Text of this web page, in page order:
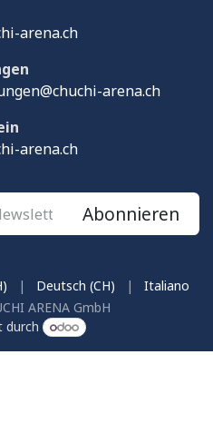
arena.ch
arena.ch
arena.ch
Abonnieren
ARENA GmbH
| Deutsch (CH) | Italiano
durch